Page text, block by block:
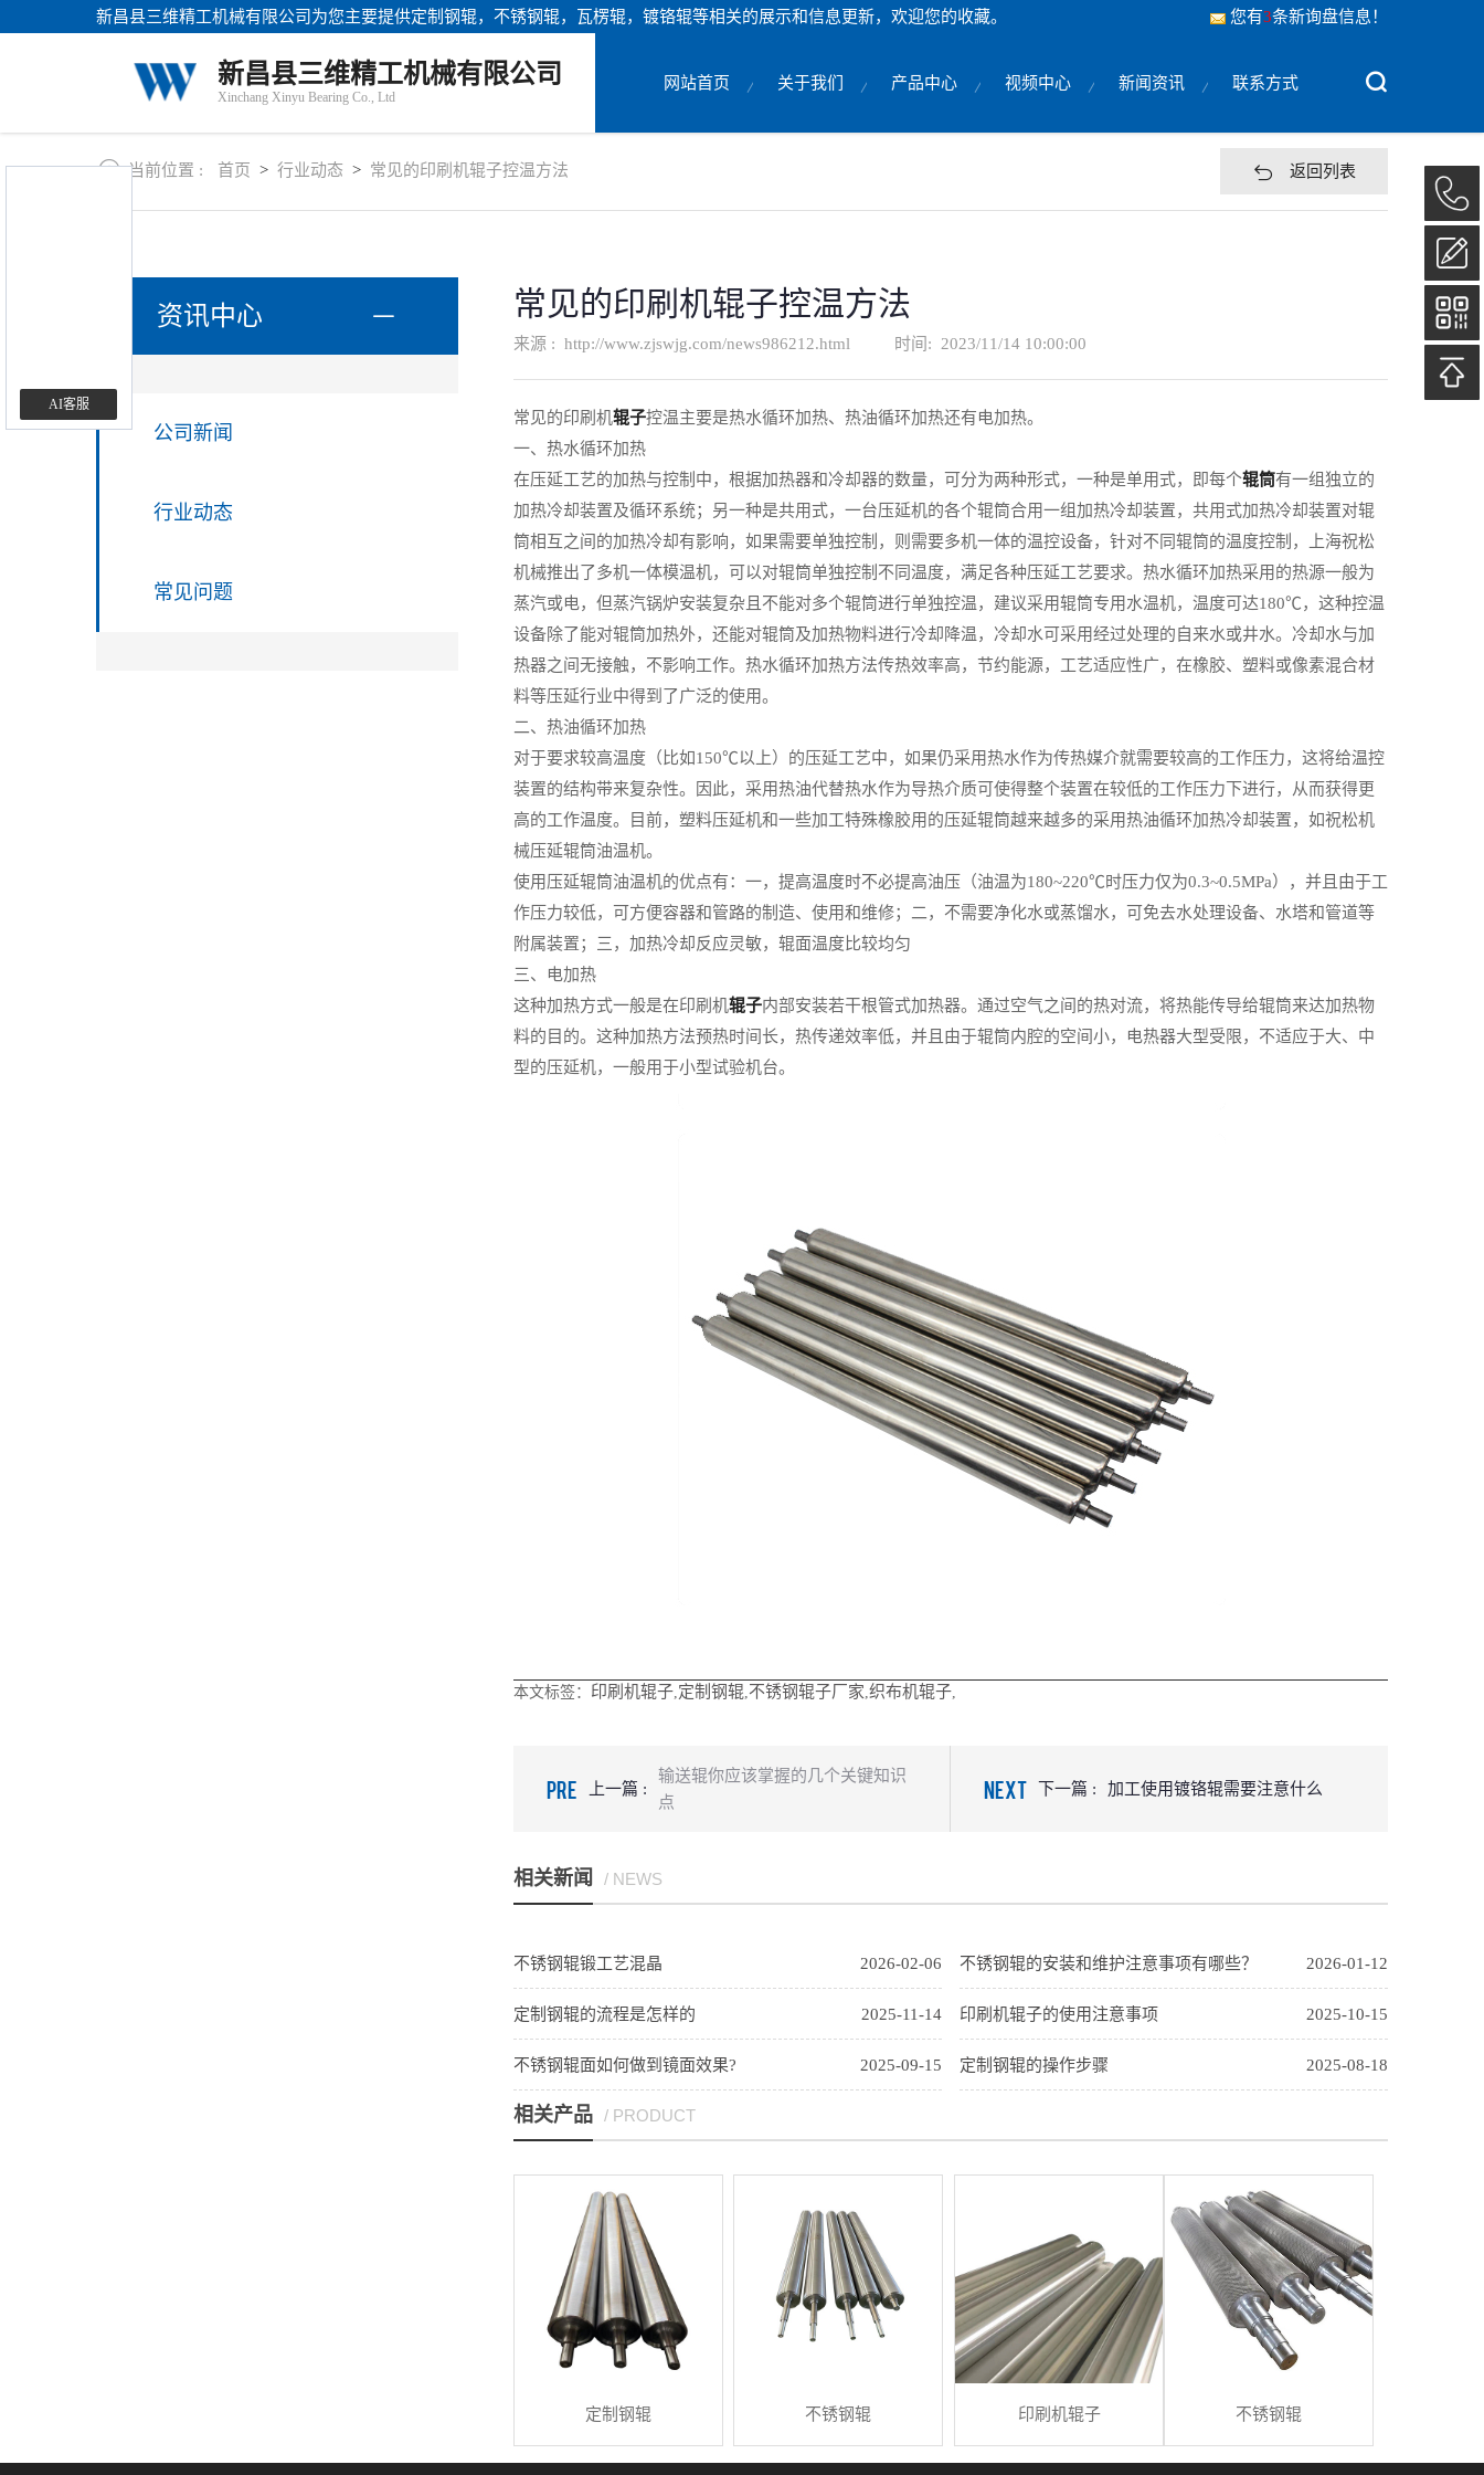
新昌县三维精工机械有限公司为您主要提供定制钢辊，不锈钢辊，瓦楞辊，镀铬辊等相关的展示和信息更新，欢迎您的收藏。 您有3条新询盘信息！
新昌县三维精工机械有限公司
Xinchang Xinyu Bearing Co., Ltd
网站首页 关于我们 产品中心 视频中心 新闻资讯 联系方式
们
中
当前位置 : 首页 > 行业动态 > 常见的印刷机辊子控温方法 返回列表
资讯中心
公司新闻
行业动态
常见问题
常见的印刷机辊子控温方法
来源 : http://www.zjswjg.com/news986212.html 时间: 2023/11/14 10:00:00
常见的印刷机辊子控温主要是热水循环加热、热油循环加热还有电加热。
一、热水循环加热
在压延工艺的加热与控制中，根据加热器和冷却器的数量，可分为两种形式，一种是单用式，即每个辊筒有一组独立的
加热冷却装置及循环系统；另一种是共用式，一台压延机的各个辊筒合用一组加热冷却装置，共用式加热冷却装置对辊
筒相互之间的加热冷却有影响，如果需要单独控制，则需要多机一体的温控设备，针对不同辊筒的温度控制，上海祝松
机械推出了多机一体模温机，可以对辊筒单独控制不同温度，满足各种压延工艺要求。热水循环加热采用的热源一般为
蒸汽或电，但蒸汽锅炉安装复杂且不能对多个辊筒进行单独控温，建议采用辊筒专用水温机，温度可达180℃，这种控温
设备除了能对辊筒加热外，还能对辊筒及加热物料进行冷却降温，冷却水可采用经过处理的自来水或井水。冷却水与加
热器之间无接触，不影响工作。热水循环加热方法传热效率高，节约能源，工艺适应性广，在橡胶、塑料或像素混合材
料等压延行业中得到了广泛的使用。
二、热油循环加热
对于要求较高温度（比如150℃以上）的压延工艺中，如果仍采用热水作为传热媒介就需要较高的工作压力，这将给温控
装置的结构带来复杂性。因此，采用热油代替热水作为导热介质可使得整个装置在较低的工作压力下进行，从而获得更
高的工作温度。目前，塑料压延机和一些加工特殊橡胶用的压延辊筒越来越多的采用热油循环加热冷却装置，如祝松机
械压延辊筒油温机。
使用压延辊筒油温机的优点有：一，提高温度时不必提高油压（油温为180~220℃时压力仅为0.3~0.5MPa），并且由于工
作压力较低，可方便容器和管路的制造、使用和维修；二，不需要净化水或蒸馏水，可免去水处理设备、水塔和管道等
附属装置；三，加热冷却反应灵敏，辊面温度比较均匀
三、电加热
这种加热方式一般是在印刷机辊子内部安装若干根管式加热器。通过空气之间的热对流，将热能传导给辊筒来达加热物
料的目的。这种加热方法预热时间长，热传递效率低，并且由于辊筒内腔的空间小，电热器大型受限，不适应于大、中
型的压延机，一般用于小型试验机台。
本文标签： 印刷机辊子,定制钢辊,不锈钢辊子厂家,织布机辊子,
PRE 上一篇 :
输送辊你应该掌握的几个关键知识
点
NEXT 下一篇 : 加工使用镀铬辊需要注意什么
相关新闻 / NEWS
2026-02-06
不锈钢辊锻工艺混晶 2026-01-12
不锈钢辊的安装和维护注意事项有哪些？
2025-11-14
定制钢辊的流程是怎样的 2025-10-15
印刷机辊子的使用注意事项
2025-09-15
不锈钢辊面如何做到镜面效果? 2025-08-18
定制钢辊的操作步骤
相关产品 / PRODUCT
定制钢辊 不锈钢辊 印刷机辊子 不锈钢辊
AI客服